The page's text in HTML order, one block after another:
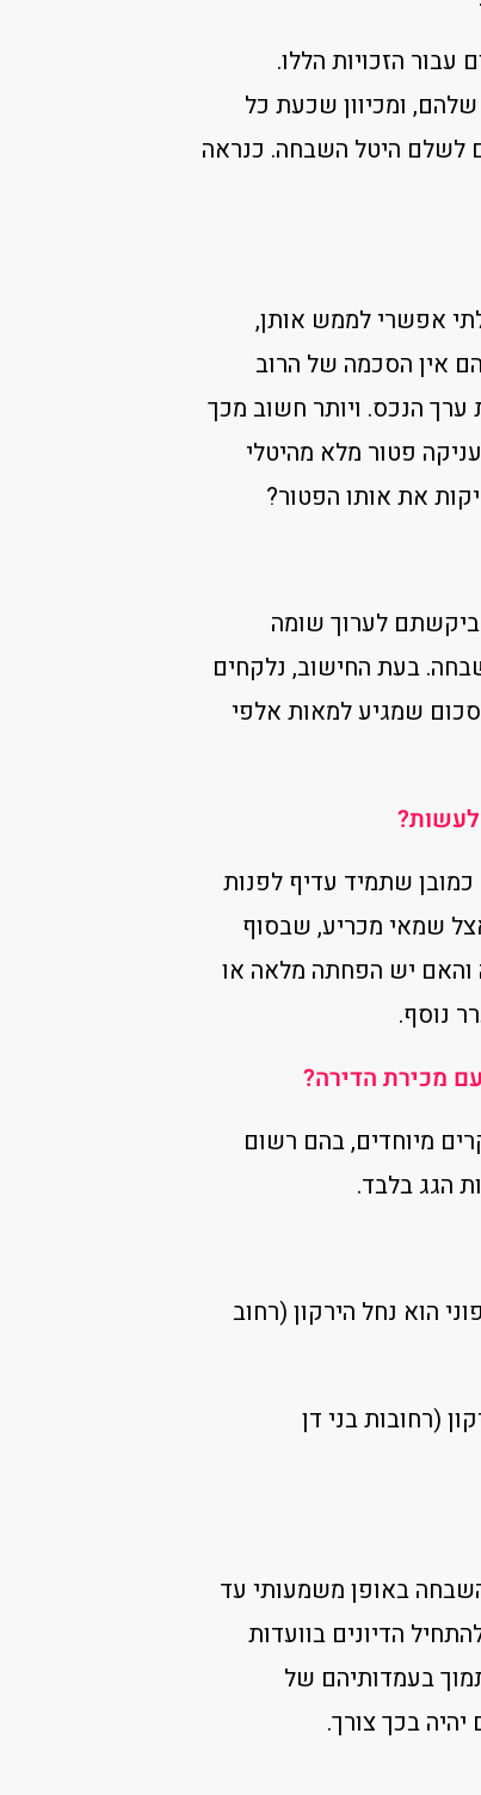
עבור הזכויות הללו.
ומכיוון שכעת כל
לשלם היטל השבחה. כנראה
אפשרי לממש אותן,
אין הסכמה של הרוב
הנכס. ויותר חשוב מכך
מעניקה פטור מלא מהיטלי
את אותו הפטור?
אם ביקשתם לערוך שומה
בעת החישוב, נלקחים
שמגיע למאות אלפי
שמאי מטעמו. כמובן שתמיד עדיף לפנות
שמאי מכריע, שבסוף
והאם יש הפחתה מלאה או
נוסף.
מכירת הדירה?
מיוחדים, בהם רשום
הגג בלבד.
הוא נחל הירקון (רחוב
(רחובות בני דן
באופן משמעותי עד
הדיונים בוועדות
בעמדותיהם של
בכך צורך.